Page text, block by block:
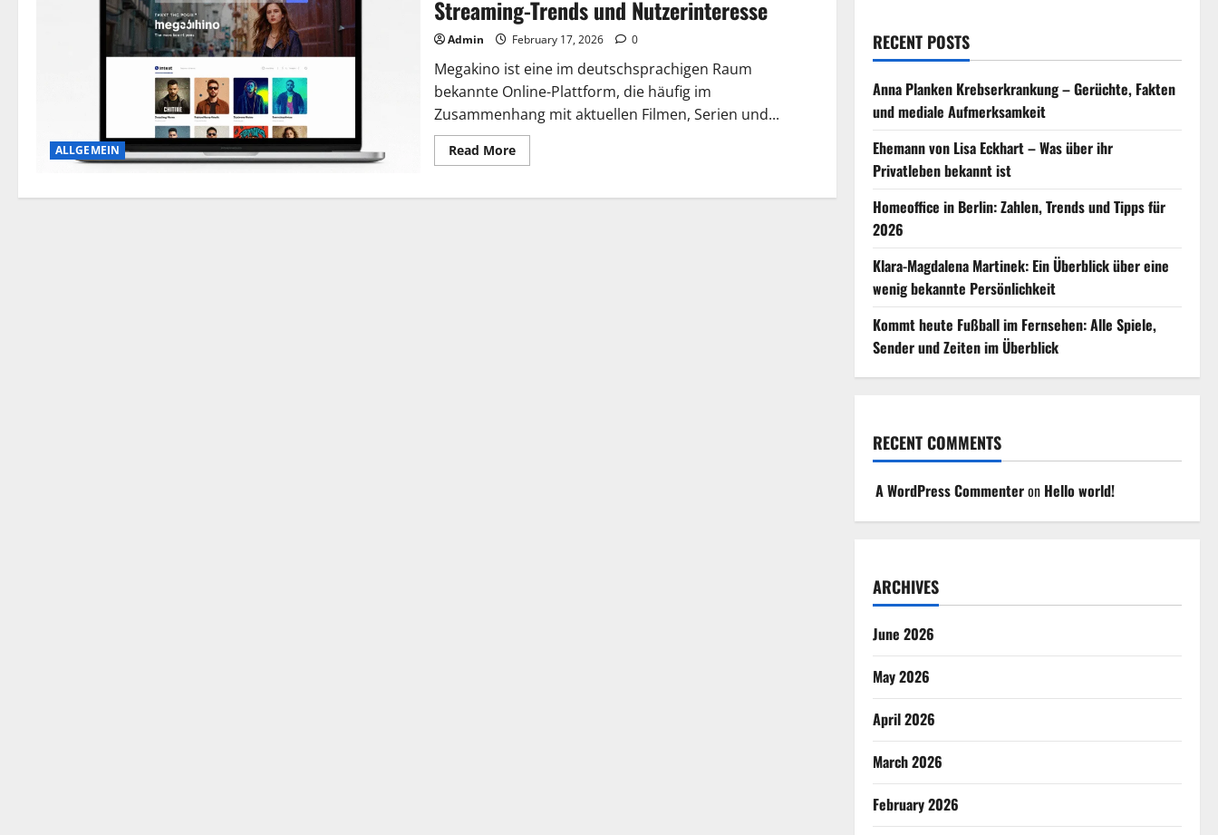
ALLGEMEIN
Streaming-Trends und Nutzerinteresse
Admin February 17, 2026 0
Megakino ist eine im deutschsprachigen Raum
bekannte Online-Plattform, die häufig im
Zusammenhang mit aktuellen Filmen, Serien und...
Read MoreRead
more
–
RECENT POSTS
Anna Planken Krebserkrankung – Gerüchte, Fakten
und mediale Aufmerksamkeit
Ehemann von Lisa Eckhart – Was über ihr
Privatleben bekannt ist
Homeoffice in Berlin: Zahlen, Trends und Tipps für
2026
Klara-Magdalena Martinek: Ein Überblick über eine
wenig bekannte Persönlichkeit
Kommt heute Fußball im Fernsehen: Alle Spiele,
Sender und Zeiten im Überblick
RECENT COMMENTS
A WordPress Commenteron Hello world!
ARCHIVES
June 2026
May 2026
April 2026
March 2026
February 2026